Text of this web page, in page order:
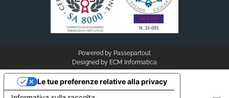
Powered by Passepartout
Designed by ECM Informatica
Le tue preferenze relative alla privacy